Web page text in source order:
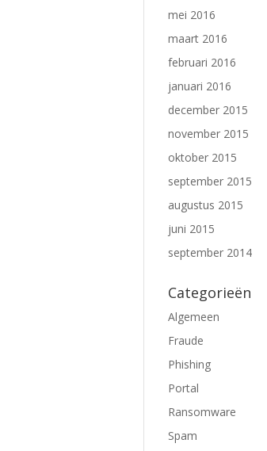
mei 2016
maart 2016
februari 2016
januari 2016
december 2015
november 2015
oktober 2015
september 2015
augustus 2015
juni 2015
september 2014
Categorieën
Algemeen
Fraude
Phishing
Portal
Ransomware
Spam